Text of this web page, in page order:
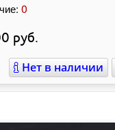
0
руб.
Нет в наличии